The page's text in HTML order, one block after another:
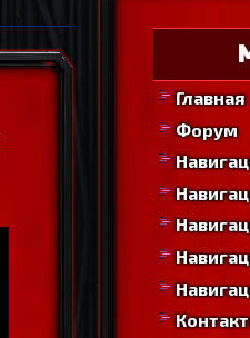
Главная
Форум